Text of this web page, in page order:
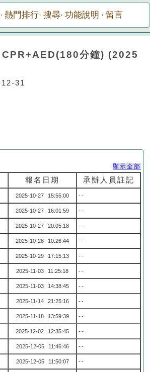
· 熱門排行· 搜尋· 功能說明 · 留言
CPR+AED(180分鐘) (2025
31
顯示全部
報名日期 承辦人員註記
2025-10-27 15:55:00 --
2025-10-27 16:01:59 --
2025-10-27 20:05:18 --
2025-10-28 10:26:44 --
2025-10-29 17:15:13 --
2025-11-03 11:25:18 --
2025-11-03 14:38:45 --
2025-11-14 21:25:16 --
2025-11-18 13:59:39 --
2025-12-02 12:35:45 --
2025-12-05 11:46:46 --
2025-12-05 11:50:07 --